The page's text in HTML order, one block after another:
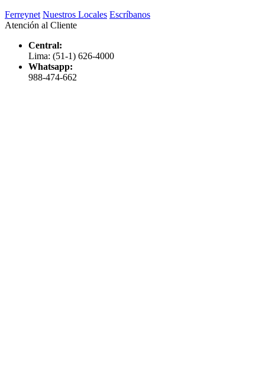
Ferreynet Nuestros Locales Escríbanos
Atención al Cliente
Central:
Lima: (51-1) 626-4000
Whatsapp:
988-474-662